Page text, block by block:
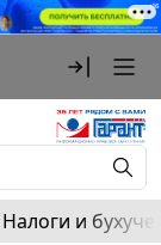
Налоги и